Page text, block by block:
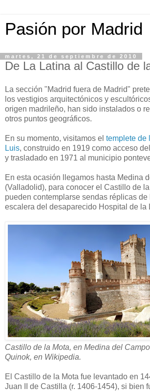
Pasión por Madrid
martes, 21 de septiembre de 2010
De La Latina al Castillo de
La sección "Madrid fuera de Madrid"
los vestigios arquitectónicos y
origen madrileño, han sido instalados o
otros puntos geográficos.
En su momento, visitamos el templete de
Luis, construido en 1919 como acceso
y trasladado en 1971 al municipio
En esta ocasión llegamos hasta Medina
(Valladolid), para conocer el Castillo de
pueden contemplarse sendas réplicas de
escalera del desaparecido Hospital de la
Castillo de la Mota, en Medina del
Quinok, en Wikipedia.
El Castillo de la Mota fue levantado en
Juan II de Castilla (r. 1406-1454), si bien